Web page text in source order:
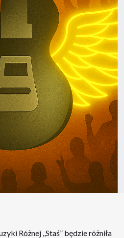
Różnej ,,Staś” będzie różniła